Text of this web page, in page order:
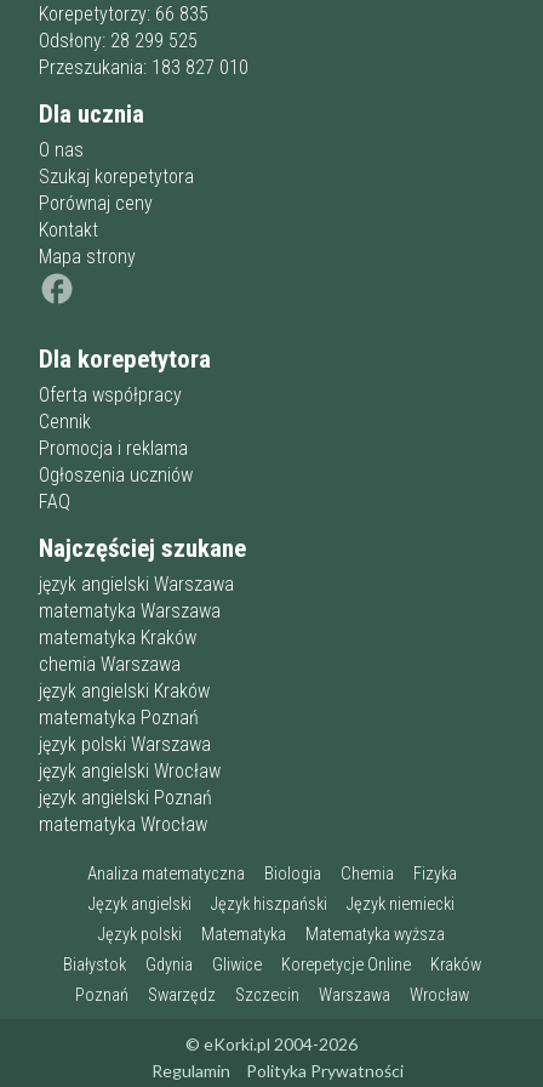
Przygotowania do studiów
Studia
online
korepetytora
korepetytora
Staż korepetytora
Wiek korepetytora
Płeć korepetytora
Korepetytorzy: 66 835
Odsłony: 28 299 525
Przeszukania: 183 827 010
Dla ucznia
O nas
Szukaj korepetytora
Porównaj ceny
Kontakt
Mapa strony
Dla korepetytora
Oferta współpracy
Cennik
Promocja i reklama
Ogłoszenia uczniów
FAQ
Najczęściej szukane
język angielski Warszawa
matematyka Warszawa
matematyka Kraków
chemia Warszawa
język angielski Kraków
matematyka Poznań
język polski Warszawa
język angielski Wrocław
język angielski Poznań
matematyka Wrocław
Analiza matematyczna Biologia Chemia
Fizyka
Język angielski
Język hiszpański
Język niemiecki
Język polski
Matematyka
Matematyka wyższa
Białystok
Gdynia Gliwice Korepetycje Online
Kraków
Poznań
Swarzędz Szczecin Warszawa Wrocław
© eKorki.pl 2004-2026
Regulamin
Polityka Prywatności